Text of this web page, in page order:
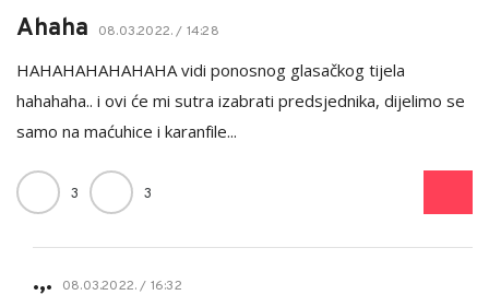
Ahaha 08.03.2022. / 14:28
HAHAHAHAHAHAHA vidi ponosnog glasačkog tijela
hahahaha.. i ovi će mi sutra izabrati predsjednika, dijelimo se
samo na maćuhice i karanfile...
3 3
.,. 08.03.2022. / 16:32